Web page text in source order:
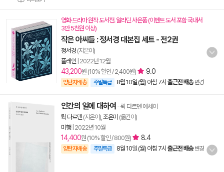
영화·드라마 원작 도서전. 알라딘 사은품 (이벤트 도서 포함 국내서
3만 5천원 이상)
작은 아씨들 : 정서경 대본집 세트 - 전2권
정서경 (지은이)
플레인 2022년 12월
43,200원 (10% 할인 / 2,400원) 9.0
양탄자배송 주말특급 8월 10일 (월) 아침 7시 출근전 배송 변경
인간의 일에 대하여 - 뤽 다르덴 에세이
뤽 다르덴 (지은이), 조은미 (옮긴이)
미행| 2022년 10월
14,400원 (10% 할인 / 800원) 8.4
양탄자배송 주말특급 8월 10일 (월) 아침 7시 출근전 배송 변경